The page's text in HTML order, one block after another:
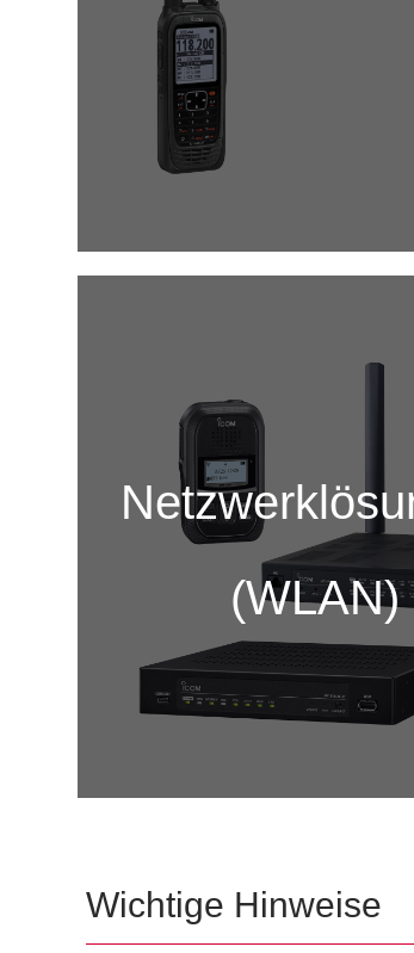
(WLAN)
Wichtige Hinweise